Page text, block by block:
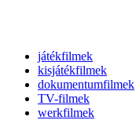
játékfilmek
kisjátékfilmek
dokumentumfilmek
TV-filmek
werkfilmek